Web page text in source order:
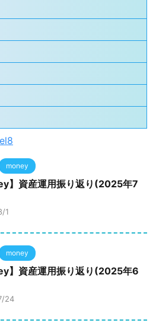
money
】資産運用振り返り(2025年7
1
money
】資産運用振り返り(2025年6
24